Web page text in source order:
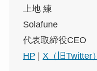
上地 練
Solafune
代表取締役CEO
HP
X（旧Twitter）